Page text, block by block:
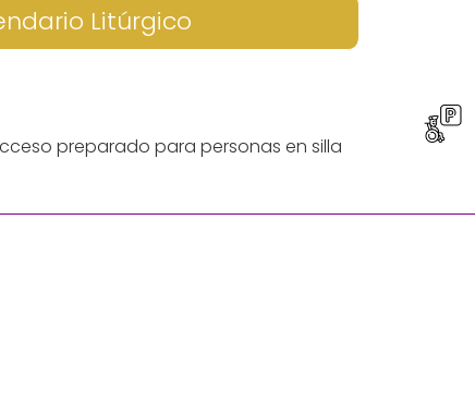
Litúrgico
preparado para personas en silla